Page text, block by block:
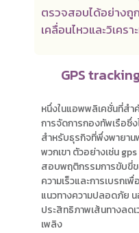
ตรวจสอบได้อย่าง
เคลื่อนไหวและวิเค
GPS
หนึ่งในแอพพลิเคชั่นที่ส
การจัดการกองทัพเรือซึ่
สำหรับธุรกิจที่พึ่งพายาน
พวกเขา ตัวอย่างเช่น
สอบพฤติกรรมการขับขี่ข
ความเร็วและการเบรกเ
แนวทางความปลอดภัย
ประสิทธิภาพเส้นทางลดเ
เพลิง